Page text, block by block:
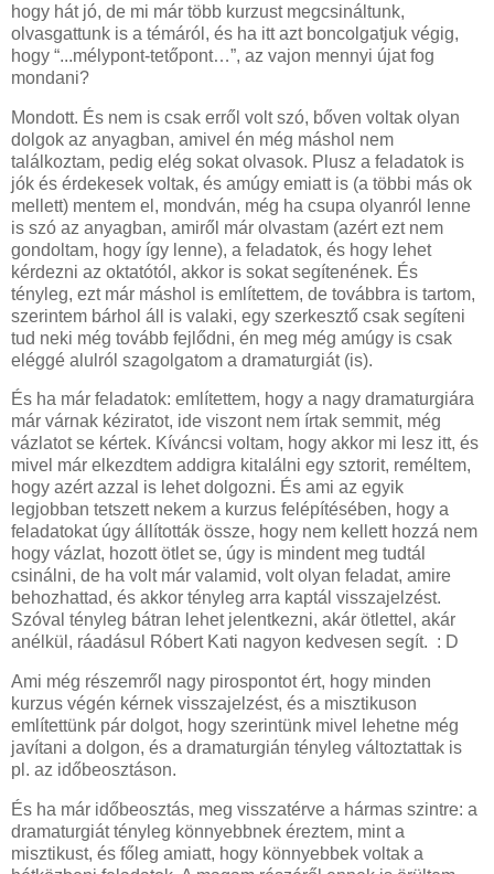
hogy hát jó, de mi már több kurzust megcsináltunk,
olvasgattunk is a témáról, és ha itt azt boncolgatjuk végig,
hogy “...mélypont-tetőpont…”, az vajon mennyi újat fog
mondani?
Mondott. És nem is csak erről volt szó, bőven voltak olyan
dolgok az anyagban, amivel én még máshol nem
találkoztam, pedig elég sokat olvasok. Plusz a feladatok is
jók és érdekesek voltak, és amúgy emiatt is (a többi más ok
mellett) mentem el, mondván, még ha csupa olyanról lenne
is szó az anyagban, amiről már olvastam (azért ezt nem
gondoltam, hogy így lenne), a feladatok, és hogy lehet
kérdezni az oktatótól, akkor is sokat segítenének. És
tényleg, ezt már máshol is említettem, de továbbra is tartom,
szerintem bárhol áll is valaki, egy szerkesztő csak segíteni
tud neki még tovább fejlődni, én meg még amúgy is csak
eléggé alulról szagolgatom a dramaturgiát (is).
És ha már feladatok: említettem, hogy a nagy dramaturgiára
már várnak kéziratot, ide viszont nem írtak semmit, még
vázlatot se kértek. Kíváncsi voltam, hogy akkor mi lesz itt, és
mivel már elkezdtem addigra kitalálni egy sztorit, reméltem,
hogy azért azzal is lehet dolgozni. És ami az egyik
legjobban tetszett nekem a kurzus felépítésében, hogy a
feladatokat úgy állították össze, hogy nem kellett hozzá nem
hogy vázlat, hozott ötlet se, úgy is mindent meg tudtál
csinálni, de ha volt már valamid, volt olyan feladat, amire
behozhattad, és akkor tényleg arra kaptál visszajelzést.
Szóval tényleg bátran lehet jelentkezni, akár ötlettel, akár
anélkül, ráadásul Róbert Kati nagyon kedvesen segít. : D
Ami még részemről nagy pirospontot ért, hogy minden
kurzus végén kérnek visszajelzést, és a misztikuson
említettünk pár dolgot, hogy szerintünk mivel lehetne még
javítani a dolgon, és a dramaturgián tényleg változtattak is
pl. az időbeosztáson.
És ha már időbeosztás, meg visszatérve a hármas szintre: a
dramaturgiát tényleg könnyebbnek éreztem, mint a
misztikust, és főleg amiatt, hogy könnyebbek voltak a